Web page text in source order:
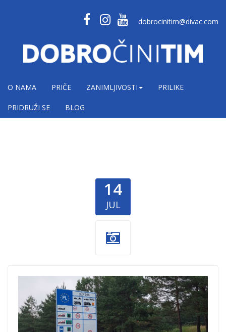
dobrocinitim@divac.com
O NAMA PRIČE ZANIMLJIVOSTI PRILIKE
PRIDRUŽI SE BLOG
14
JUL
zastava-
humanosti.png